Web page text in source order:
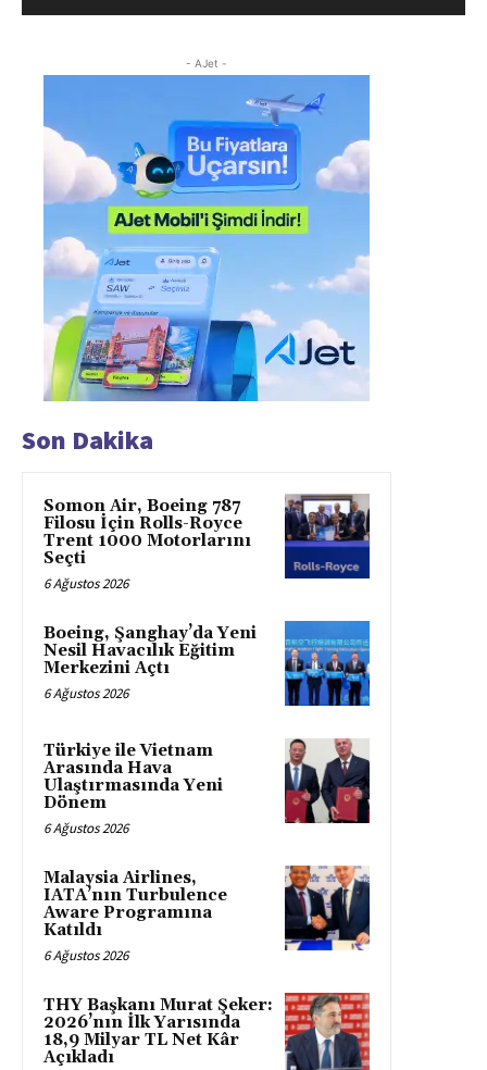
- AJet -
Son Dakika
Somon Air, Boeing 787
Filosu İçin Rolls-Royce
Trent 1000 Motorlarını
Seçti
6 Ağustos 2026
Boeing, Şanghay’da Yeni
Nesil Havacılık Eğitim
Merkezini Açtı
6 Ağustos 2026
Türkiye ile Vietnam
Arasında Hava
Ulaştırmasında Yeni
Dönem
6 Ağustos 2026
Malaysia Airlines,
IATA’nın Turbulence
Aware Programına
Katıldı
6 Ağustos 2026
THY Başkanı Murat Şeker:
2026’nın İlk Yarısında
18,9 Milyar TL Net Kâr
Açıkladı